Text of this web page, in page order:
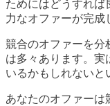
ためにはどうすれば
力なオファーが完成
競合のオファーを分
は多々あります。実
いるかもしれないと
あなたのオファーは